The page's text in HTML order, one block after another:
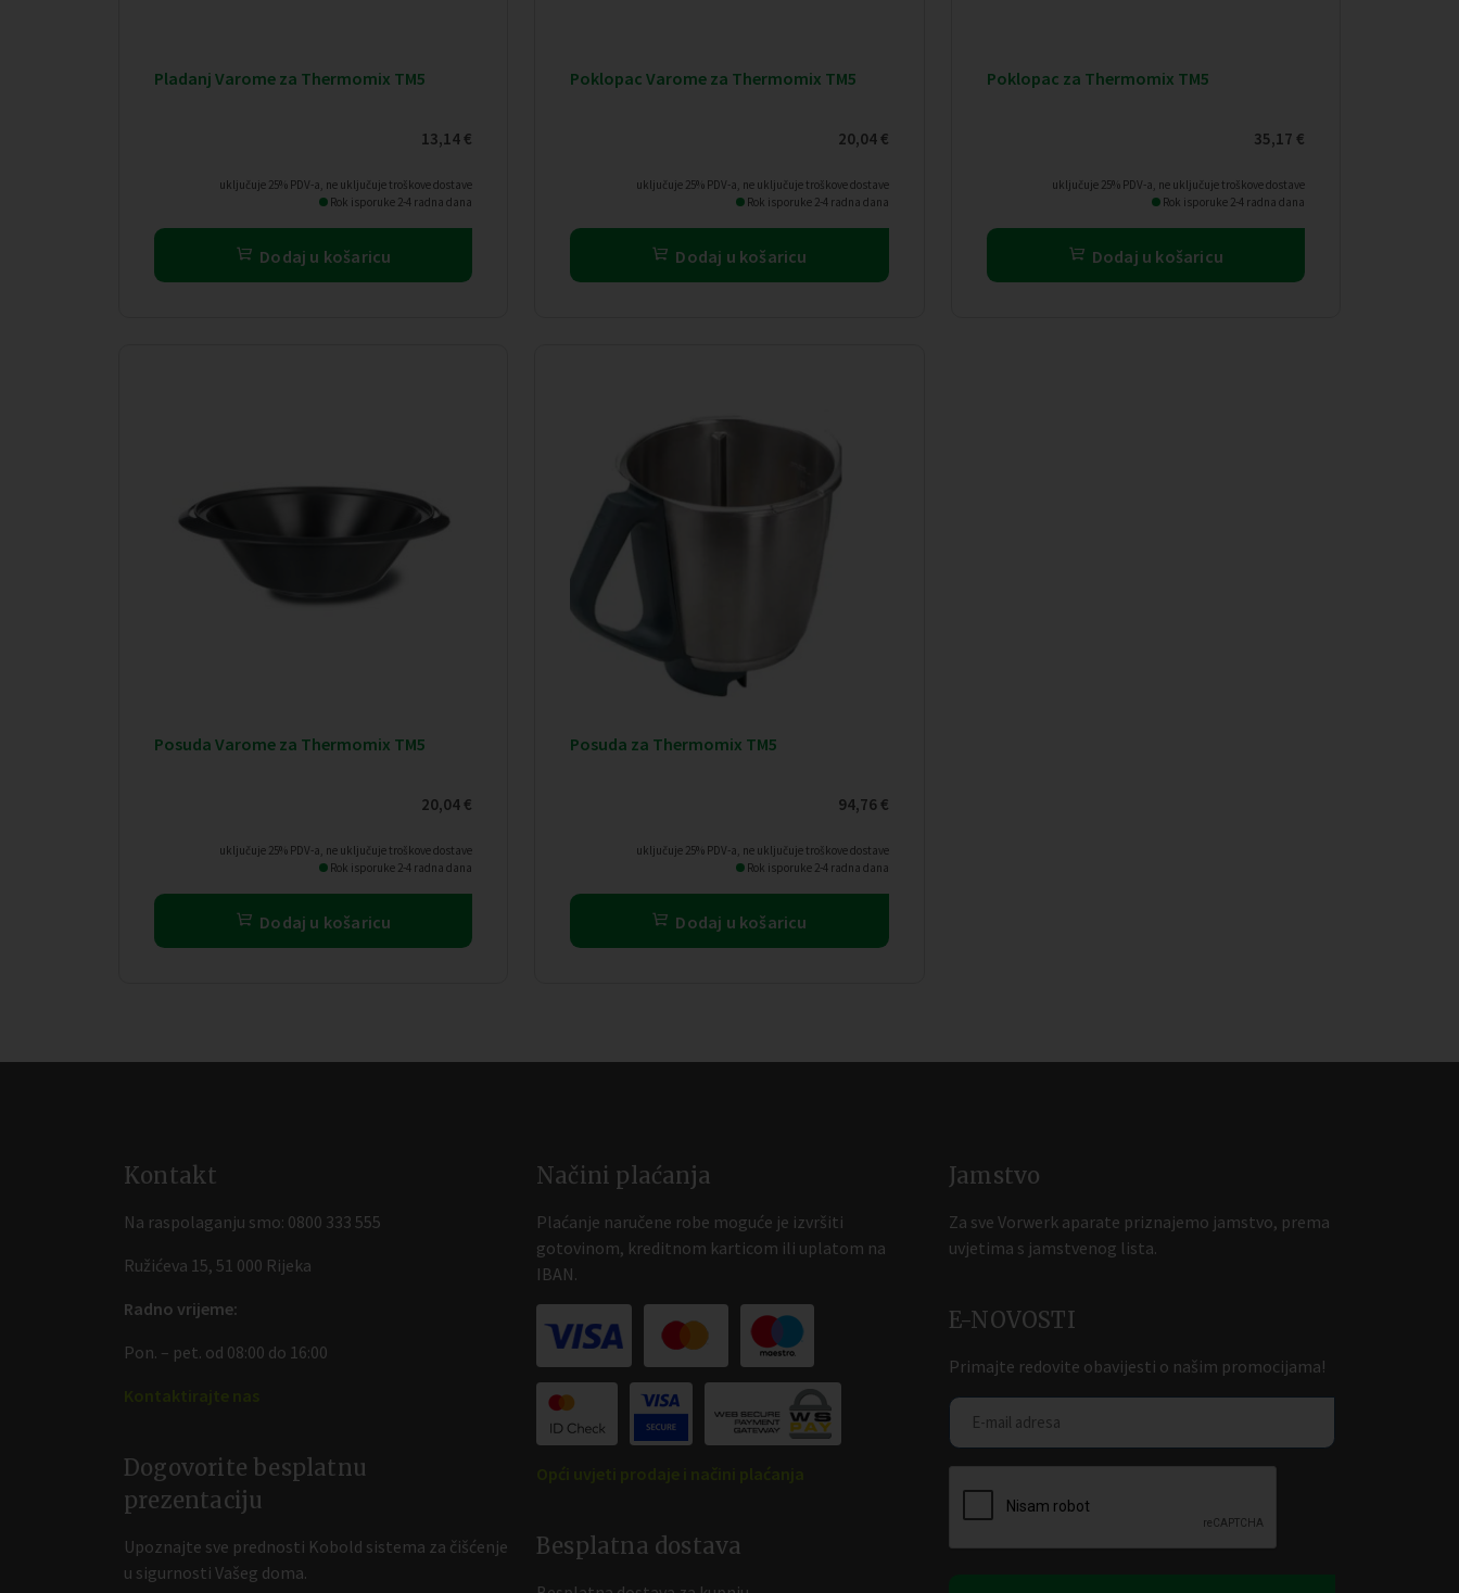
Pladanj Varome za Thermomix TM5
13,14€
uključuje 25% PDV-a, ne uključuje troškove dostave
Rok isporuke 2-4 radna dana
Dodaj u košaricu
Poklopac Varome za Thermomix TM5
20,04€
uključuje 25% PDV-a, ne uključuje troškove dostave
Rok isporuke 2-4 radna dana
Dodaj u košaricu
Poklopac za Thermomix TM5
35,17 €
uključuje 25% PDV-a, ne uključuje troškove dostave
Rok isporuke 2-4 radna dana
Dodaj u košaricu
Posuda Varome za Thermomix TM5
20,04€
uključuje 25% PDV-a, ne uključuje troškove dostave
Rok isporuke 2-4 radna dana
Dodaj u košaricu
Posuda za Thermomix TM5
94,76€
uključuje 25% PDV-a, ne uključuje troškove dostave
Rok isporuke 2-4 radna dana
Dodaj u košaricu
Kontakt
Na raspolaganju smo: 0800 333 555
Ružićeva 15, 51 000 Rijeka
Radno vrijeme:
Pon. – pet. od 08:00 do 16:00
Dogovorite besplatnu
prezentaciju
Upoznajte sve prednosti Kobold sistema za čišćenje
u sigurnosti Vašeg doma.
Načini plaćanja
Plaćanje naručene robe moguće je izvršiti
gotovinom, kreditnom karticom ili uplatom na
IBAN.
Besplatna dostava
Jamstvo
Za sve Vorwerk aparate priznajemo jamstvo, prema
uvjetima s jamstvenog lista.
E-NOVOSTI
Primajte redovite obavijesti o našim promocijama!